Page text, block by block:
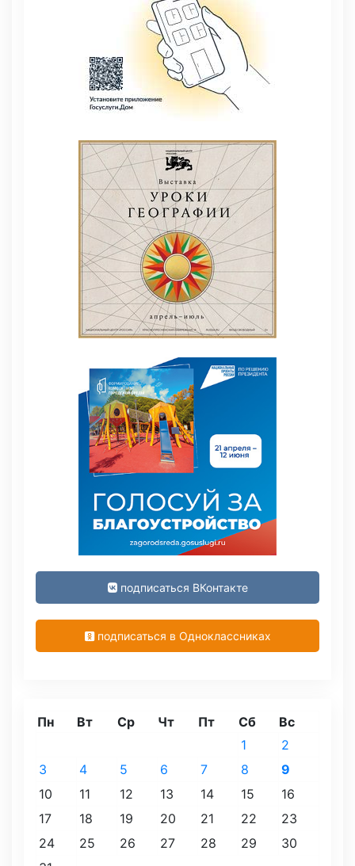
подписаться ВКонтакте
подписаться в Одноклассниках
Пн Вт Ср Чт Пт Сб
Вс
1
2
3
4 5 6 7 8
9
10
11 12 13 14 15
16
17
18 19 20 21 22
23
24
25 26 27 28 29
30